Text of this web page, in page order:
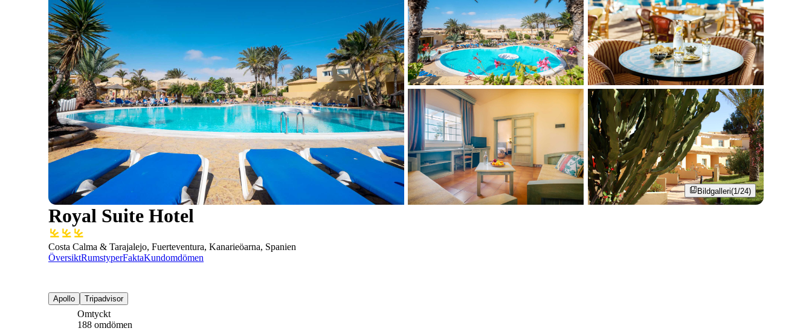
Bildgalleri(1/24)
Royal Suite Hotel
Costa Calma & Tarajalejo, Fuerteventura, Kanarieöarna, Spanien
ÖversiktRumstyperFaktaKundomdömen
Apollo Tripadvisor
Omtyckt
188 omdömen